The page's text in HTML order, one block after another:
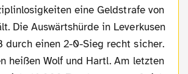
eine Geldstrafe von
Die Auswärtshürde in Leverkusen
durch einen 2-0-Sieg recht sicher.
heißen Wolf und Hartl. Am letzten